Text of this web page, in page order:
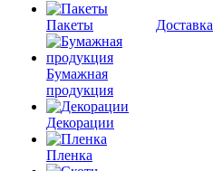
Пакеты
Бумажная
продукция
Декорации
Пленка
Доставка